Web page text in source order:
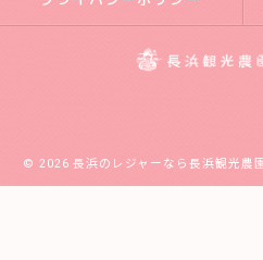
© 2026 長浜のレジャーなら長浜観光農